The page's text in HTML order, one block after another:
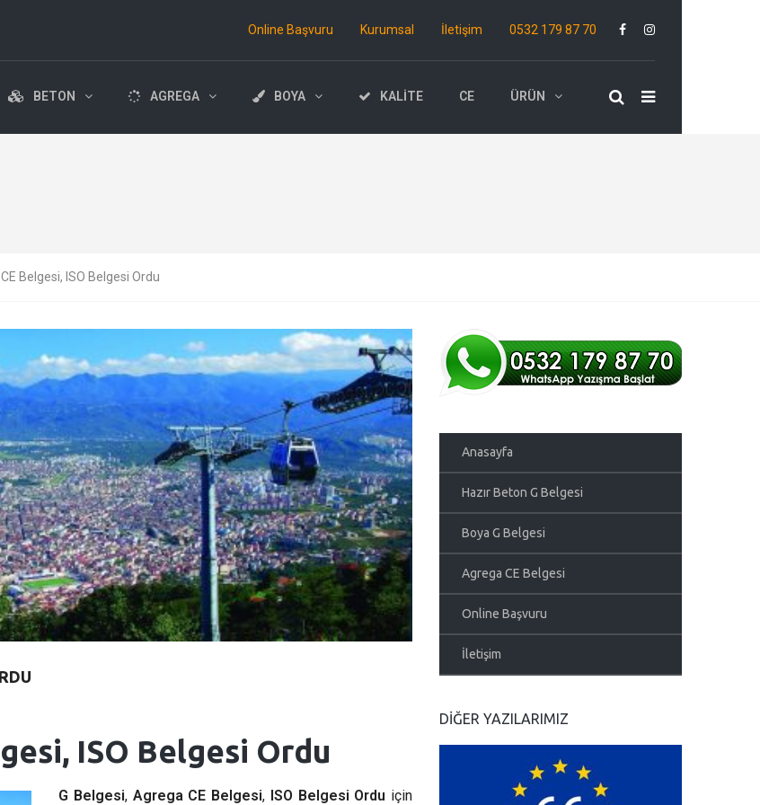
Online Başvuru Kurumsal İletişim 0532 179 87 70
BETON AGREGA BOYA KALITE CE ÜRÜN
Belgesi, ISO Belgesi Ordu
ISO Belgesi Ordu
G Belgesi, Agrega CE Belgesi, ISO Belgesi Ordu için
Anasayfa
Hazır Beton G Belgesi
Boya G Belgesi
Agrega CE Belgesi
Online Başvuru
İletişim
DIĞER YAZILARIMIZ